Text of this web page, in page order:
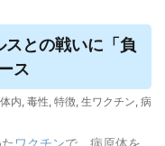
スとの戦いに「負
ス
体内, 毒性, 特徴, 生ワクチン, 病
ワクチンで、病原体を